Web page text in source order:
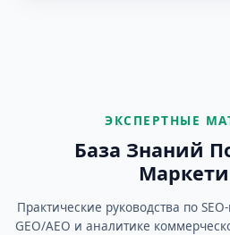
ЭКСПЕРТНЫЕ
База Знаний
Практические руководства по
GEO/AEO и аналитике